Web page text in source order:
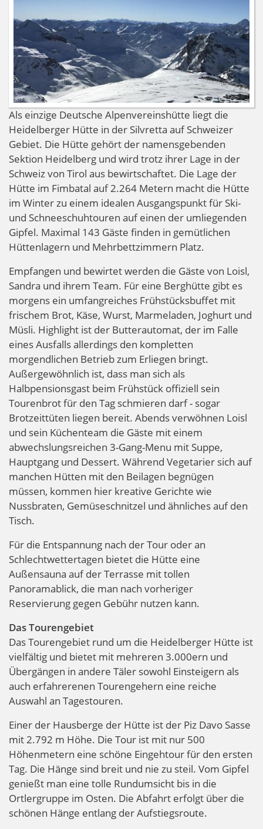
Als einzige Deutsche Alpenvereinshütte liegt die
Heidelberger Hütte in der Silvretta auf Schweizer
Gebiet. Die Hütte gehört der namensgebenden
Sektion Heidelberg und wird trotz ihrer Lage in der
Schweiz von Tirol aus bewirtschaftet. Die Lage der
Hütte im Fimbatal auf 2.264 Metern macht die Hütte
im Winter zu einem idealen Ausgangspunkt für Ski-
und Schneeschuhtouren auf einen der umliegenden
Gipfel. Maximal 143 Gäste finden in gemütlichen
Hüttenlagern und Mehrbettzimmern Platz.
Empfangen und bewirtet werden die Gäste von Loisl,
Sandra und ihrem Team. Für eine Berghütte gibt es
morgens ein umfangreiches Frühstücksbuffet mit
frischem Brot, Käse, Wurst, Marmeladen, Joghurt und
Müsli. Highlight ist der Butterautomat, der im Falle
eines Ausfalls allerdings den kompletten
morgendlichen Betrieb zum Erliegen bringt.
Außergewöhnlich ist, dass man sich als
Halbpensionsgast beim Frühstück offiziell sein
Tourenbrot für den Tag schmieren darf - sogar
Brotzeittüten liegen bereit. Abends verwöhnen Loisl
und sein Küchenteam die Gäste mit einem
abwechslungsreichen 3-Gang-Menu mit Suppe,
Hauptgang und Dessert. Während Vegetarier sich auf
manchen Hütten mit den Beilagen begnügen
müssen, kommen hier kreative Gerichte wie
Nussbraten, Gemüseschnitzel und ähnliches auf den
Tisch.
Für die Entspannung nach der Tour oder an
Schlechtwettertagen bietet die Hütte eine
Außensauna auf der Terrasse mit tollen
Panoramablick, die man nach vorheriger
Reservierung gegen Gebühr nutzen kann.
Das Tourengebiet
Das Tourengebiet rund um die Heidelberger Hütte ist
vielfältig und bietet mit mehreren 3.000ern und
Übergängen in andere Täler sowohl Einsteigern als
auch erfahrerenen Tourengehern eine reiche
Auswahl an Tagestouren.
Einer der Hausberge der Hütte ist der Piz Davo Sasse
mit 2.792 m Höhe. Die Tour ist mit nur 500
Höhenmetern eine schöne Eingehtour für den ersten
Tag. Die Hänge sind breit und nie zu steil. Vom Gipfel
genießt man eine tolle Rundumsicht bis in die
Ortlergruppe im Osten. Die Abfahrt erfolgt über die
schönen Hänge entlang der Aufstiegsroute.